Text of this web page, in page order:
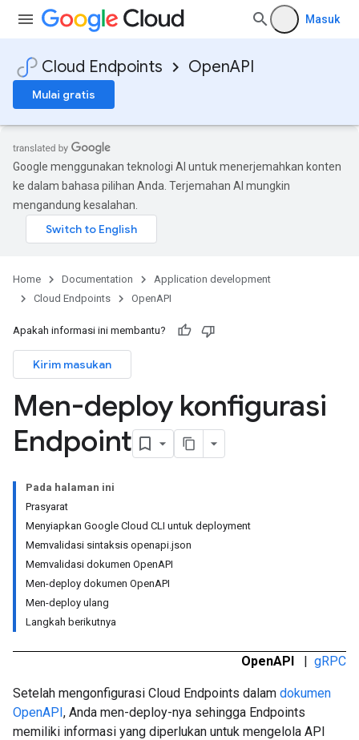
Masuk
Cloud Endpoints OpenAPI
Mulai gratis
Google menggunakan teknologi AI untuk menerjemahkan konten
ke dalam bahasa pilihan Anda. Terjemahan AI mungkin
mengandung kesalahan.
Home Documentation
Application development
Cloud Endpoints
OpenAPI
Apakah informasi ini membantu?
Kirim masukan
Men-deploy konfigurasi
Endpoint
Pada halaman ini
Prasyarat
Menyiapkan Google Cloud CLI untuk deployment
Memvalidasi sintaksis openapi.json
Memvalidasi dokumen OpenAPI
Men-deploy dokumen OpenAPI
Men-deploy ulang
Langkah berikutnya
OpenAPI | gRPC
Setelah mengonfigurasi Cloud Endpoints dalam dokumen
OpenAPI, Anda men-deploy-nya sehingga Endpoints
memiliki informasi yang diperlukan untuk mengelola API